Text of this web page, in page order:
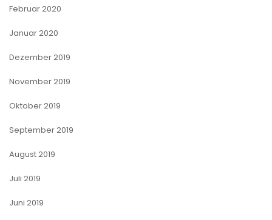
Februar 2020
Januar 2020
Dezember 2019
November 2019
Oktober 2019
September 2019
August 2019
Juli 2019
Juni 2019